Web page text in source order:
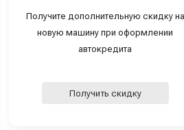
Получите дополнительную скидку на
новую машину при оформлении
автокредита
Получить скидку